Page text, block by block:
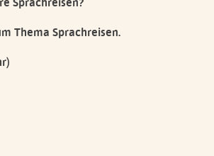
Thema Sprachreisen.